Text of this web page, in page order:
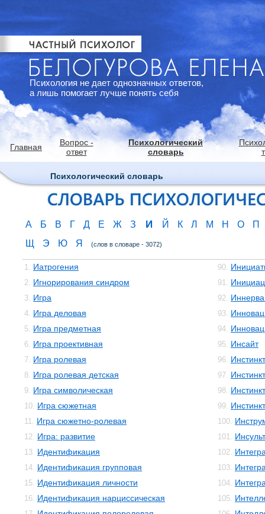
Психология не дает однозначных ответов,
а лишь помогает лучше понять себя
Главная
Вопрос -
ответ
Психологический
словарь
Психологический словарь
А Б В Г Д Е Ж З И Й К Л М Н О
П
Щ
Э Ю Я (слов в словаре - 3072)
1. Иатрогения
2. Игнорирования синдром
3. Игра
4. Игра деловая
5. Игра предметная
6. Игра проективная
7. Игра ролевая
8. Игра ролевая детская
9. Игра символическая
10. Игра сюжетная
11. Игра сюжетно-ролевая
12. Игра: развитие
13. Идентификация
14. Идентификация групповая
15. Идентификация личности
16. Идентификация нарциссическая
90.
91.
92.
93.
94.
95. Инсайт
96. Инстинкт
97.
98.
99.
100.
101. Инсульт
102.
103.
104.
105.